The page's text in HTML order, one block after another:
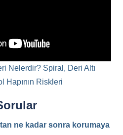
Nelerdir? Spiral, Deri Altı
Hapının Riskleri
ne kadar sonra korumaya